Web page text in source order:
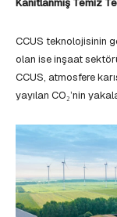
Kanıtlanmış Temiz
CCUS teknolojisinin
olan ise inşaat
CCUS, atmosfere
yayılan CO₂’nin